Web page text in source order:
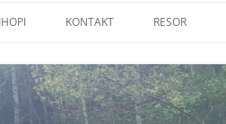
KONTAKT RESOR